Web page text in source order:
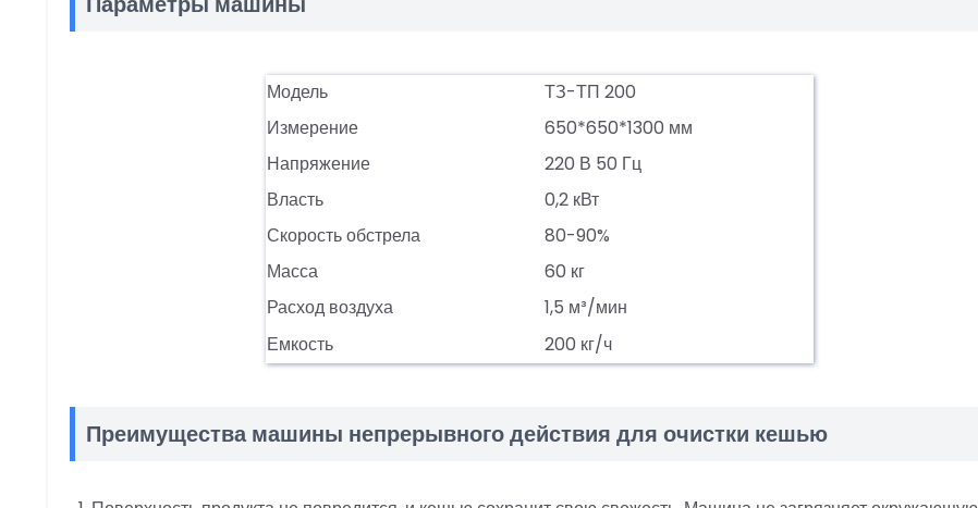
Модель
ТЗ-ТП 200
Измерение
650*650*1300 мм
Напряжение
220 В 50 Гц
Власть
0,2 кВт
Скорость обстрела
80-90%
Масса
60 кг
Расход воздуха
1,5 м³/мин
Емкость
200 кг/ч
Преимущества машины непрерывного действия для очистки кешью